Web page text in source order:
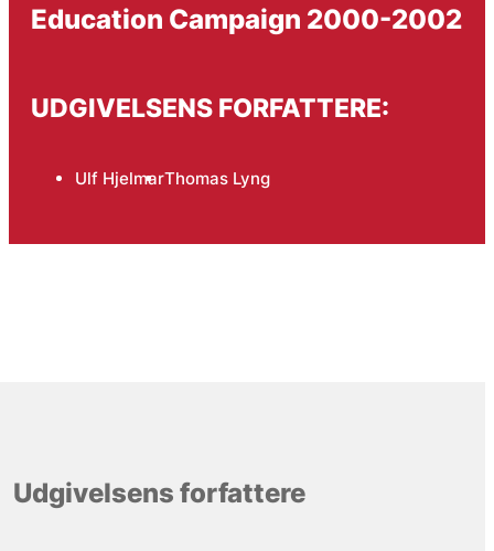
Education Campaign 2000-2002
UDGIVELSENS FORFATTERE:
Ulf HjelmarThomas Lyng
Udgivelsens forfattere